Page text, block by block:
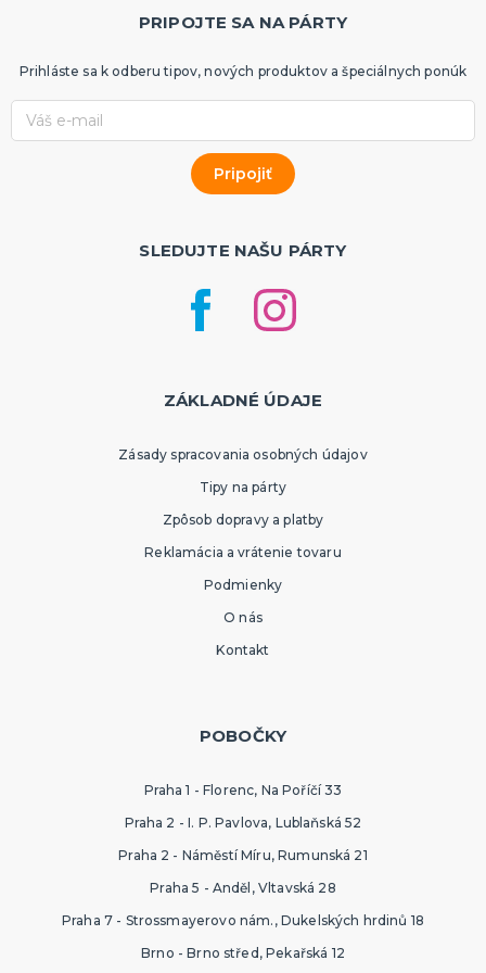
PRIPOJTE SA NA PÁRTY
Prihláste sa k odberu tipov, nových produktov a špeciálnych ponúk
SLEDUJTE NAŠU PÁRTY
ZÁKLADNÉ ÚDAJE
Zásady spracovania osobných údajov
Tipy na párty
Zpôsob dopravy a platby
Reklamácia a vrátenie tovaru
Podmienky
O nás
Kontakt
POBOČKY
Praha 1 - Florenc, Na Poříčí 33
Praha 2 - I. P. Pavlova, Lublaňská 52
Praha 2 - Náměstí Míru, Rumunská 21
Praha 5 - Anděl, Vltavská 28
Praha 7 - Strossmayerovo nám., Dukelských hrdinů 18
Brno - Brno střed, Pekařská 12